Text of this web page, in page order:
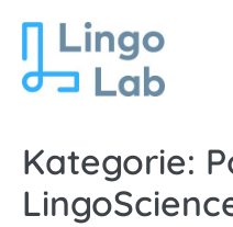
springen
Kategorie: